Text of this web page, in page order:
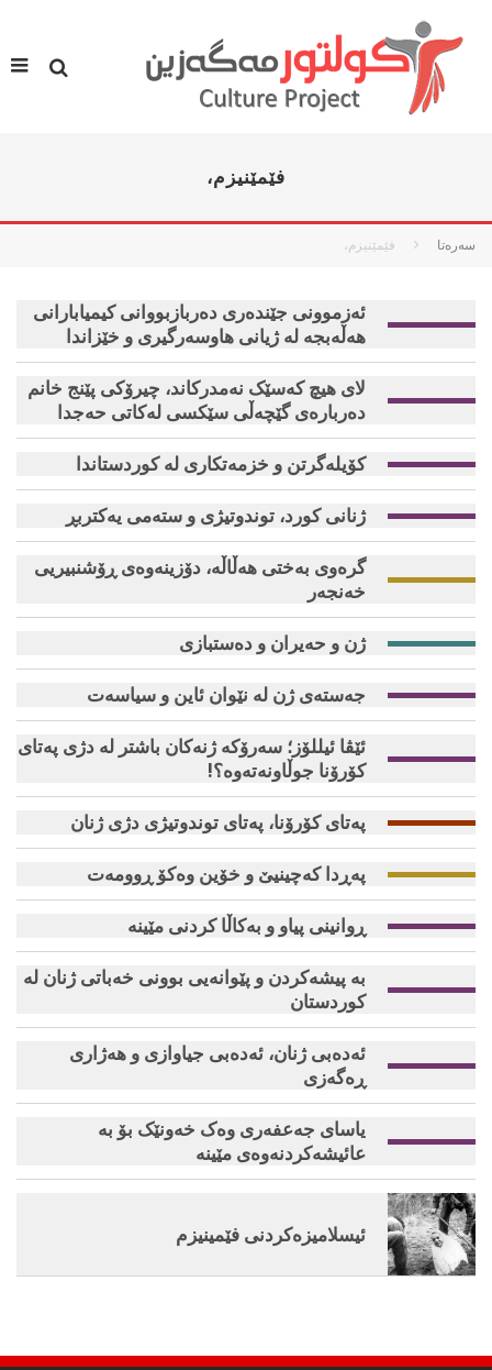
فێمێنیزم،
سه‌ره‌تا فێمێنیزم،
ئەزموونی جێندەری دەربازبووانی کیمیابارانی
هەڵەبجە لە ژیانی هاوسەرگیری و خێزاندا
لای هیچ کەسێک نەمدرکاند، چیرۆکی پێنج خانم
دەربارەی گێچەڵی سێکسی لەکاتی حەجدا
كۆیله‌گرتن و خزمه‌تكاری له‌ كوردستاندا
ژنانی كورد، توندوتیژی و سته‌می یه‌كتربڕ
گره‌وی به‌ختی هه‌ڵاڵه‌، دۆزینه‌وه‌ی ڕۆشنبیریی
خه‌نجه‌ر
ژن و حەیران و دەستبازی
جەستەی ژن لە نێوان ئاین و سیاسەت
ئێڤا ئیللۆز؛ سەرۆکە ژنەکان باشتر لە دژی پەتای
کۆرۆنا جوڵاونەتەوە؟!
پەتای کۆرۆنا، پەتای توندوتیژی دژی ژنان
پەڕدا کەچینیێ و خۆین وەکۆ ڕوومەت
ڕوانینی پیاو و به‌كاڵا كردنی مێینه‌
به‌ پیشه‌كردن و پێوانەیی بوونی خه‌باتی ژنان له‌
كوردستان
ئەدەبى ژنان، ئەدەبى جیاوازى و هەژارى
ڕەگەزى
یاسای جەعفەری وەک خەونێک بۆ بە
عائیشەکردنەوەی مێینە
ئیسلامیزه‌كردنی فێمینیزم